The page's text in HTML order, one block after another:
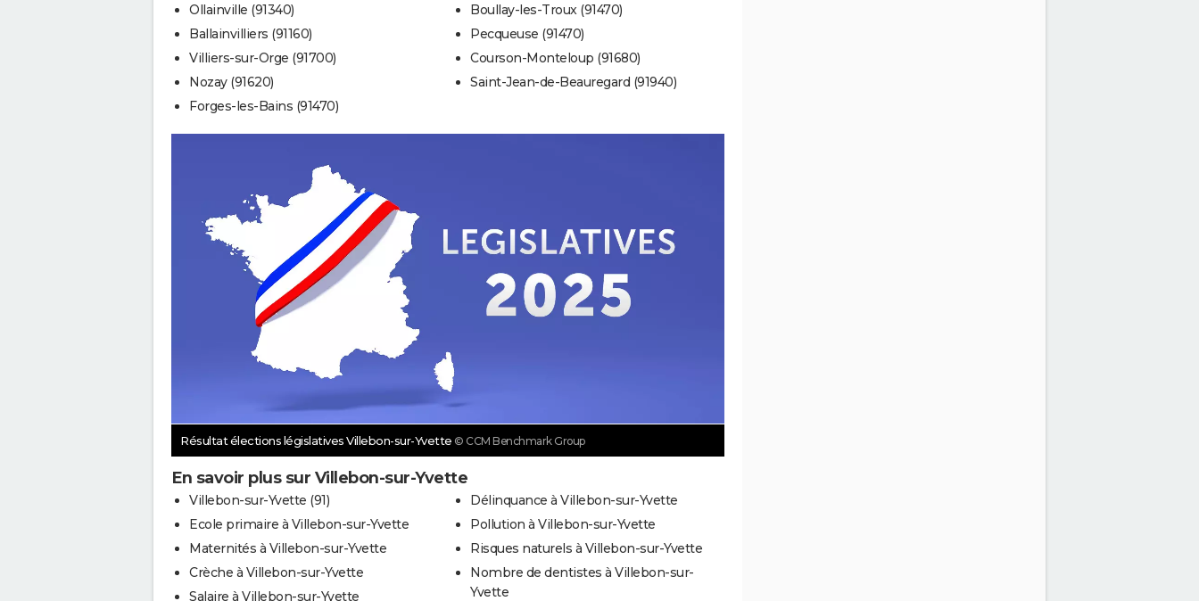
Ollainville (91340)
Ballainvilliers (91160)
Villiers-sur-Orge (91700)
Nozay (91620)
Forges-les-Bains (91470)
Boullay-les-Troux (91470)
Pecqueuse (91470)
Courson-Monteloup (91680)
Saint-Jean-de-Beauregard (91940)
Résultat élections législatives Villebon-sur-Yvette © CCM Benchmark Group
En savoir plus sur Villebon-sur-Yvette
Villebon-sur-Yvette (91)
Ecole primaire à Villebon-sur-Yvette
Maternités à Villebon-sur-Yvette
Crèche à Villebon-sur-Yvette
Salaire à Villebon-sur-Yvette
Délinquance à Villebon-sur-Yvette
Pollution à Villebon-sur-Yvette
Risques naturels à Villebon-sur-Yvette
Nombre de dentistes à Villebon-sur-
Yvette